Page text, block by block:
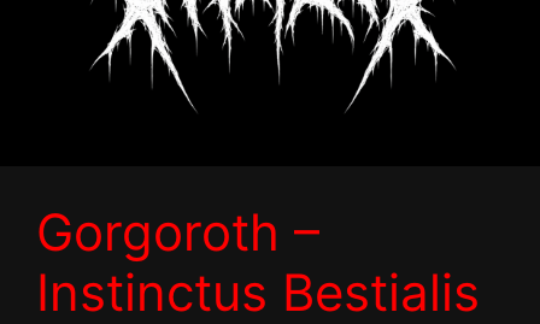
Gorgoroth –
Instinctus Bestialis